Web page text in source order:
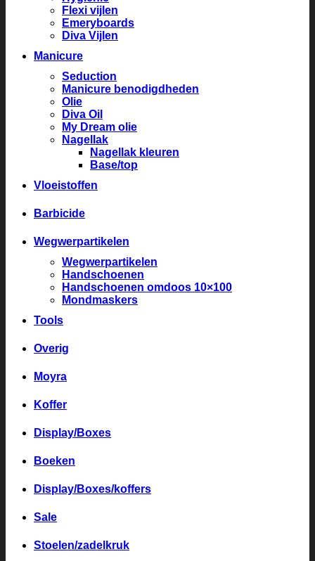
Flexi vijlen
Emeryboards
Diva Vijlen
Manicure
Seduction
Manicure benodigdheden
Olie
Diva Oil
My Dream olie
Nagellak
Nagellak kleuren
Base/top
Vloeistoffen
Barbicide
Wegwerpartikelen
Wegwerpartikelen
Handschoenen
Handschoenen omdoos 10×100
Mondmaskers
Tools
Overig
Moyra
Koffer
Display/Boxes
Boeken
Display/Boxes/koffers
Sale
Stoelen/zadelkruk